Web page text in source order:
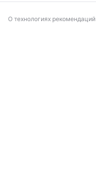
О технологиях рекомендаций